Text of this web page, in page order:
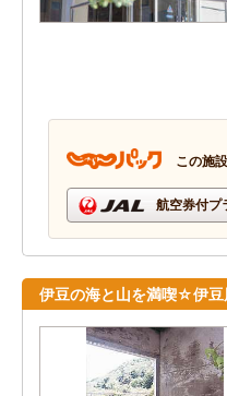
この施
航空券付プ
伊豆の海と山を満喫☆伊